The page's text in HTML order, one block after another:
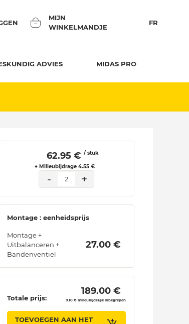
MIJN
WINKELMANDJE
FR
ADVIES MIDAS PRO
62.95 € / stuk
+ Milieubijdrage 4.55 €
- 2 +
Montage : eenheidsprijs
Montage +
Uitbalanceren +
Bandenventiel
27.00 €
Totale prijs:
189.00 €
9.10 € milieubijdrage inbegrepen
TOEVOEGEN AAN HET